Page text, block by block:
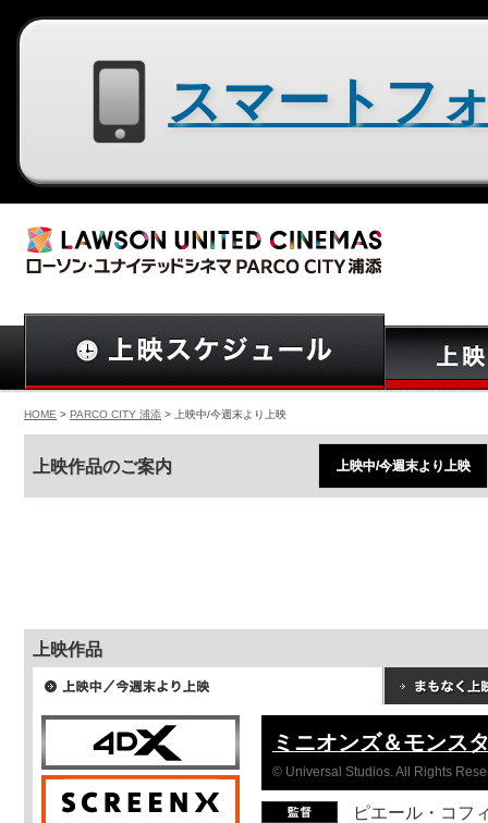
HOME > PARCO CITY 浦添 > 上映中/今週末より上映
上映作品のご案内 上映中/今週末より上映
上映作品
ミニオンズ＆モンス
© Universal Studios. All Rights
ピエール・コフ